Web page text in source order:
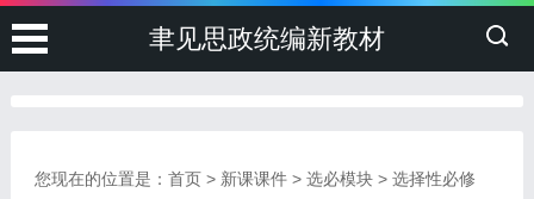
聿见思政统编新教材
您现在的位置是： 首页> 新课课件> 选必模块> 选择性必修